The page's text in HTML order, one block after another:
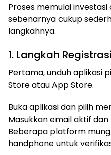
Proses memulai
sebenarnya cukup
langkahnya.
1. Langkah
Pertama, unduh aplikasi
Store atau App Store.
Buka aplikasi dan pilih
Masukkan email aktif
Beberapa platform
handphone untuk